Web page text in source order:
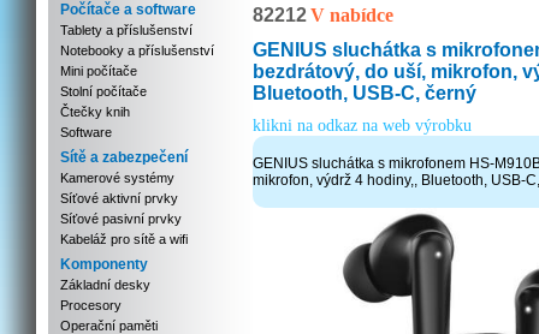
Počítače a software
Tablety a příslušenství
Notebooky a příslušenství
Mini počítače
Stolní počítače
Čtečky knih
Software
Sítě a zabezpečení
Kamerové systémy
Síťové aktivní prvky
Síťové pasivní prvky
Kabeláž pro sítě a wifi
Komponenty
Základní desky
Procesory
Operační paměti
82212V nabídce
GENIUS sluchátka s
bezdrátový, do uší, mikrofon,
Bluetooth, USB-C, černý
klikni na odkaz na web výrobku
GENIUS sluchátka s mikrofonem HS-
mikrofon, výdrž 4 hodiny,, Bluetooth, USB-